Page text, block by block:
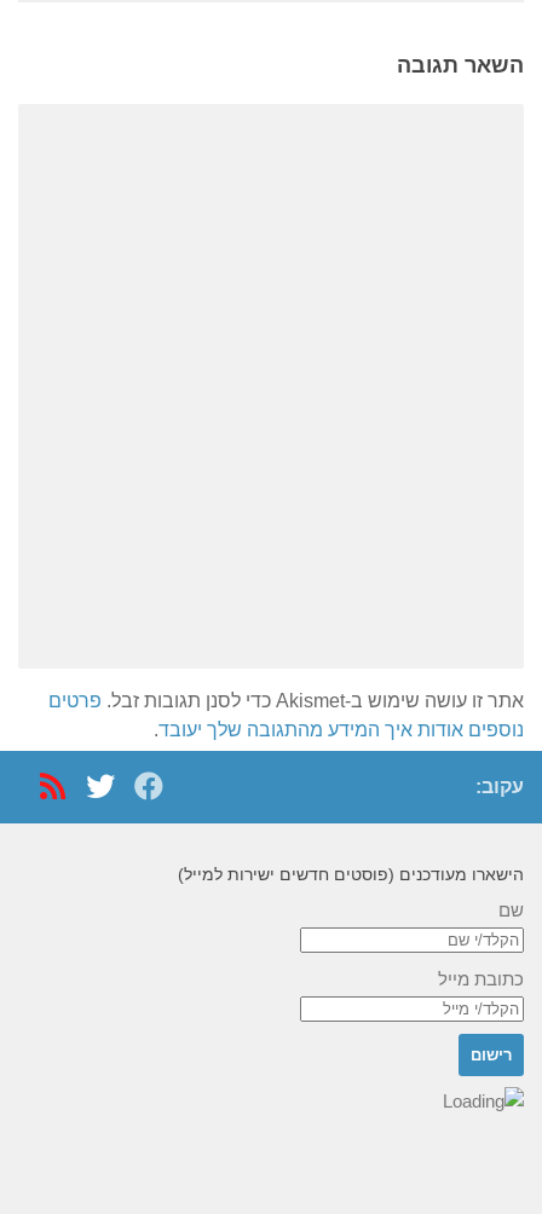
השאר תגובה
אתר זו עושה שימוש ב-Akismet כדי לסנן תגובות זבל.
פרטים
נוספים אודות איך המידע מהתגובה שלך יעובד.
עקוב:
הישארו מעודכנים (פוסטים חדשים ישירות למייל)
שם
כתובת מייל